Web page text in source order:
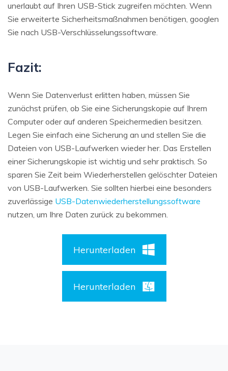
unerlaubt auf Ihren USB-Stick zugreifen möchten. Wenn
Sie erweiterte Sicherheitsmaßnahmen benötigen, googlen
Sie nach USB-Verschlüsselungssoftware.
Fazit:
Wenn Sie Datenverlust erlitten haben, müssen Sie
zunächst prüfen, ob Sie eine Sicherungskopie auf Ihrem
Computer oder auf anderen Speichermedien besitzen.
Legen Sie einfach eine Sicherung an und stellen Sie die
Dateien von USB-Laufwerken wieder her. Das Erstellen
einer Sicherungskopie ist wichtig und sehr praktisch. So
sparen Sie Zeit beim Wiederherstellen gelöschter Dateien
von USB-Laufwerken. Sie sollten hierbei eine besonders
zuverlässige USB-Datenwiederherstellungssoftware
nutzen, um Ihre Daten zurück zu bekommen.
Herunterladen
Herunterladen